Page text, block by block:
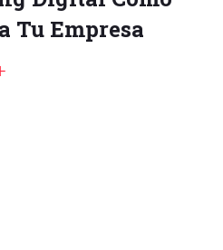
Tu Empresa